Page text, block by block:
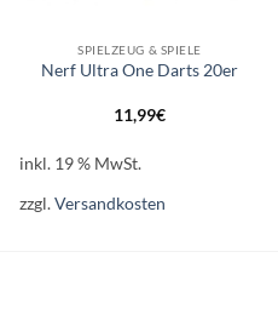
SPIELZEUG & SPIELE
Nerf Ultra One Darts 20er
11,99€
inkl. 19 % MwSt.
zzgl.Versandkosten